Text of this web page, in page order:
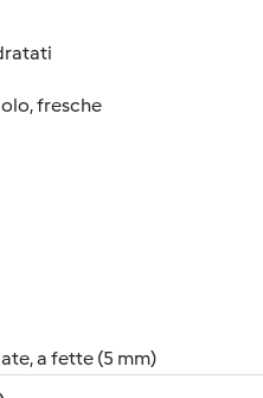
fresche
a fette (5 mm)